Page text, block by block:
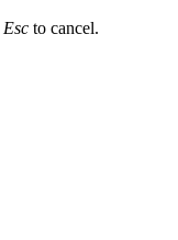
Esc to cancel.